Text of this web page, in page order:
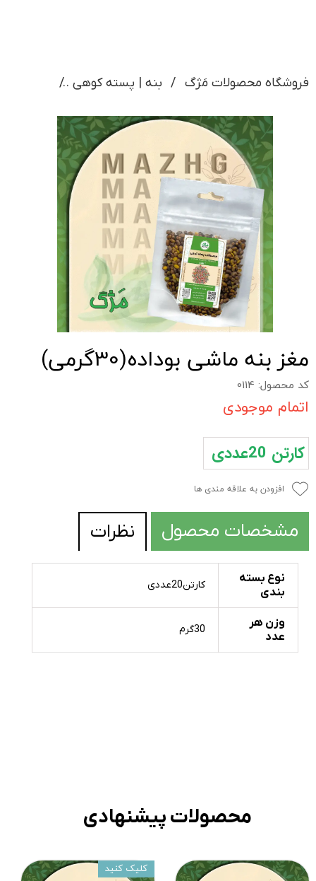
فروشگاه محصولات مَژگ بنه | پسته کوهی
مغز بنه ماشی بوداده(30گرمی)
کد محصول: 0114
اتمام موجودی
کارتن 20عددی
افزودن به علاقه مندی ها
مشخصات محصول نظرات
نوع بسته
بندی
کارتن20عددی
وزن هر
عدد
30گرم
کلیک کنید
محصولات پیشنهادی